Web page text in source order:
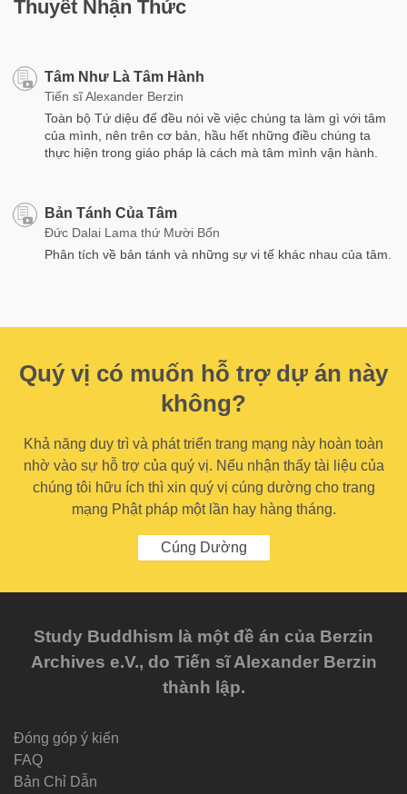
Thuyết Nhận Thức
Tâm Như Là Tâm Hành
Tiến sĩ Alexander Berzin
Toàn bộ Tứ diệu đế đều nói về việc chúng ta làm gì với tâm
của mình, nên trên cơ bản, hầu hết những điều chúng ta
thực hiện trong giáo pháp là cách mà tâm mình vận hành.
Bản Tánh Của Tâm
Đức Dalai Lama thứ Mười Bốn
Phân tích về bản tánh và những sự vi tế khác nhau của tâm.
Quý vị có muốn hỗ trợ dự án này
không?
Khả năng duy trì và phát triển trang mạng này hoàn toàn
nhờ vào sự hỗ trợ của quý vị. Nếu nhận thấy tài liệu của
chúng tôi hữu ích thì xin quý vị cúng dường cho trang
mạng Phật pháp một lần hay hàng tháng.
Cúng Dường
Study Buddhism là một đề án của Berzin
Archives e.V., do Tiến sĩ Alexander Berzin
thành lập.
Đóng góp ý kiến
FAQ
Bản Chỉ Dẫn